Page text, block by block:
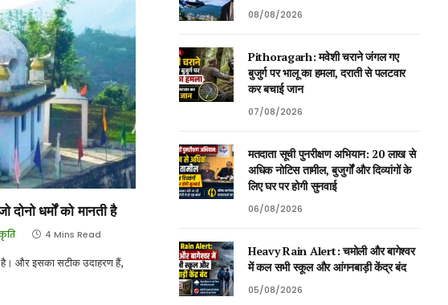
धर्मों को मानती है
4 Mins Read
है। और इसका सटीक उदाहरण हैं,
08/08/2026
Pithoragarh: मवेशी चराने जंगल गए
बुजुर्ग पर भालू का हमला, दराती से पलटवार
कर बचाई जान
07/08/2026
मतदाता सूची पुनरीक्षण अभियान: 20 लाख से
अधिक नोटिस तामील, बुजुर्गों और दिव्यांगों के
लिए घर पर होगी सुनवाई
06/08/2026
Heavy Rain Alert: चमोली और बागेश्वर
में कल सभी स्कूल और आंगनबाड़ी केंद्र बंद
05/08/2026